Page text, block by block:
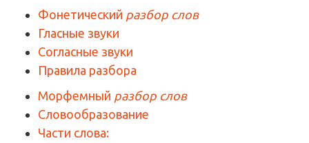
Фонетический разбор слов
Гласные звуки
Согласные звуки
Правила разбора
Морфемный разбор слов
Словообразование
Части слова: